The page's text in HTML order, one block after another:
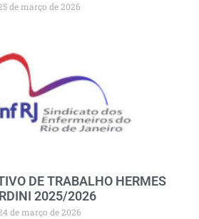
de março de 2026
DE TRABALHO HERMES
2025/2026
de março de 2026